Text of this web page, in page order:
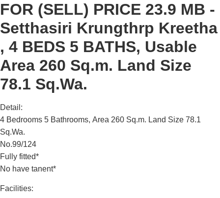
FOR (SELL) PRICE 23.9 MB -
Setthasiri Krungthrp Kreetha
, 4 BEDS 5 BATHS, Usable
Area 260 Sq.m. Land Size
78.1 Sq.Wa.
Detail:
4 Bedrooms 5 Bathrooms, Area 260 Sq.m. Land Size 78.1
Sq.Wa.
No.99/124
Fully fitted*
No have tanent*
Facilities: